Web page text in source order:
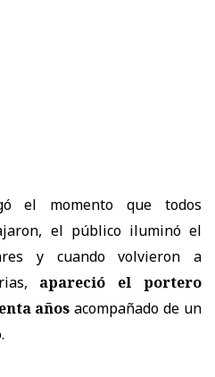
el momento que todos
el público iluminó el
y cuando volvieron a
apareció el portero
años acompañado de un